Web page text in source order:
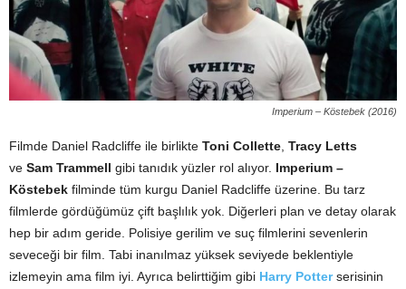
Imperium – Köstebek (2016)
Filmde Daniel Radcliffe ile birlikte Toni Collette Tracy Letts
ve Sam Trammell gibi tanıdık yüzler rol alıyor. Imperium –
Köstebek filminde tüm kurgu Daniel Radcliffe üzerine. Bu tarz
filmlerde gördüğümüz çift başlılık yok. Diğerleri plan ve detay olarak
hep bir adım geride. Polisiye gerilim ve suç filmlerini sevenlerin
seveceği bir film. Tabi inanılmaz yüksek seviyede beklentiyle
izlemeyin ama film iyi. Ayrıca belirttiğim gibi Harry Potterserisinin